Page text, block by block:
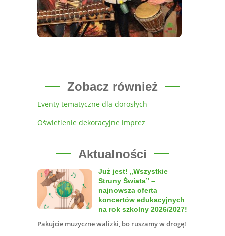
Zobacz również
Eventy tematyczne dla dorosłych
Oświetlenie dekoracyjne imprez
Aktualności
Już jest! „Wszystkie
Struny Świata” –
najnowsza oferta
koncertów edukacyjnych
na rok szkolny 2026/2027!
Pakujcie muzyczne walizki, bo ruszamy w drogę!